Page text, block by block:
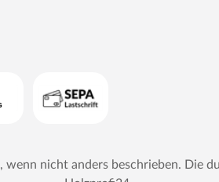
, wenn nicht anders beschrieben. Die